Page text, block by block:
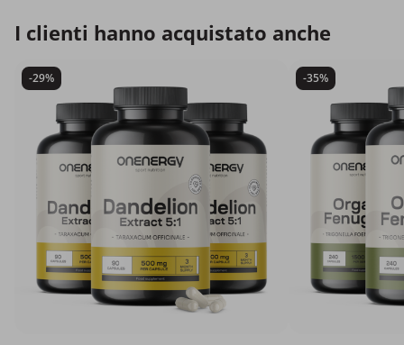
I clienti hanno acquistato anche
-29% -35%